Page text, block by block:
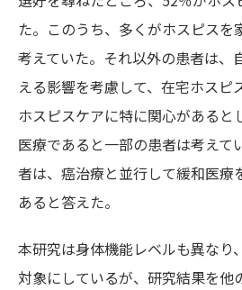
た。このうち、多くがホスピスを
考えていた。それ以外の患者は、
える影響を考慮して、在宅ホスピ
ホスピスケアに特に関心があると
医療であると一部の患者は考えて
者は、癌治療と並行して緩和医療
あると答えた。
本研究は身体機能レベルも異なり
対象にしているが、研究結果を他